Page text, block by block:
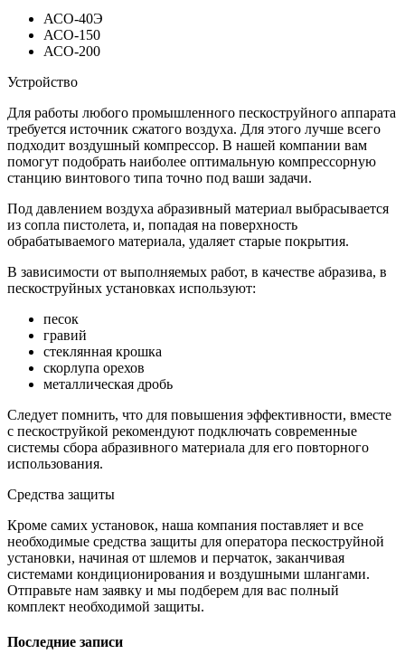
АСО-40Э
АСО-150
АСО-200
Устройство
Для работы любого промышленного пескоструйного аппарата
требуется источник сжатого воздуха. Для этого лучше всего
подходит воздушный компрессор. В нашей компании вам
помогут подобрать наиболее оптимальную компрессорную
станцию винтового типа точно под ваши задачи.
Под давлением воздуха абразивный материал выбрасывается
из сопла пистолета, и, попадая на поверхность
обрабатываемого материала, удаляет старые покрытия.
В зависимости от выполняемых работ, в качестве абразива, в
пескоструйных установках используют:
песок
гравий
стеклянная крошка
скорлупа орехов
металлическая дробь
Следует помнить, что для повышения эффективности, вместе
с пескоструйкой рекомендуют подключать современные
системы сбора абразивного материала для его повторного
использования.
Средства защиты
Кроме самих установок, наша компания поставляет и все
необходимые средства защиты для оператора пескоструйной
установки, начиная от шлемов и перчаток, заканчивая
системами кондиционирования и воздушными шлангами.
Отправьте нам заявку и мы подберем для вас полный
комплект необходимой защиты.
Последние записи